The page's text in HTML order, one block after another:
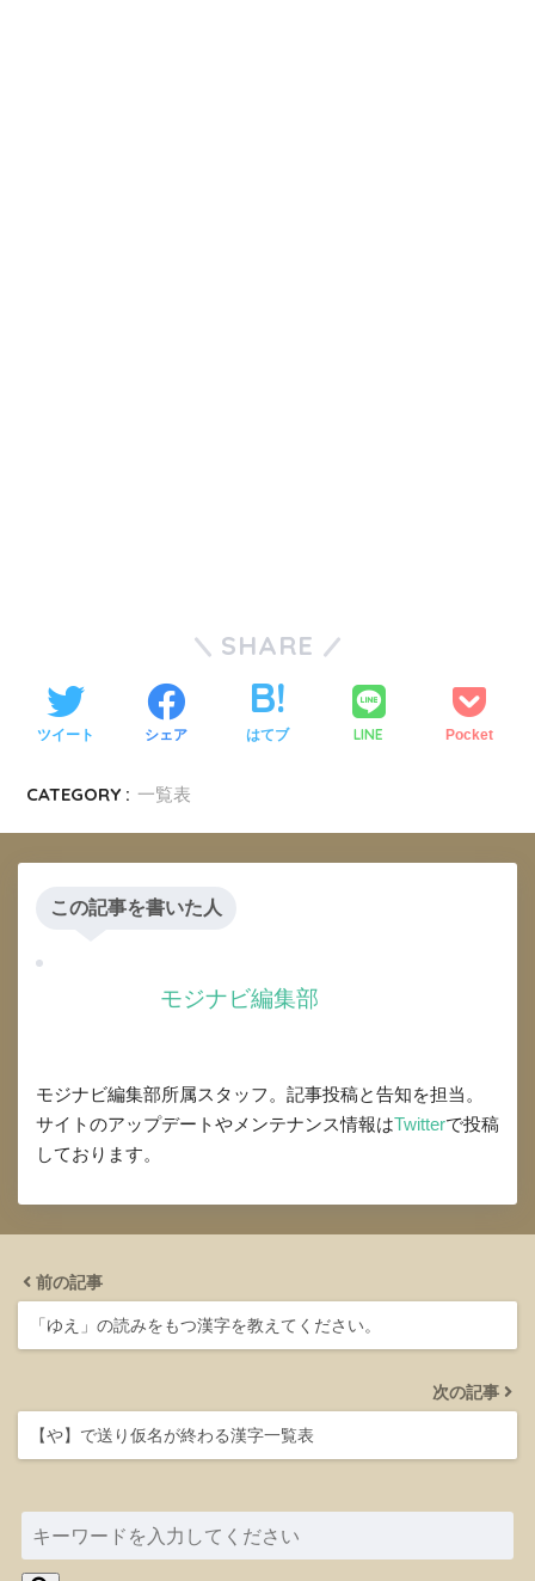
SHARE
ツイート シェア はてブ LINE Pocket
CATEGORY : 一覧表
この記事を書いた人
モジナビ編集部
モジナビ編集部所属スタッフ。記事投稿と告知を担当。
サイトのアップデートやメンテナンス情報はTwitterで投稿
しております。
前の記事
「ゆえ」の読みをもつ漢字を教えてください。
次の記事
【や】で送り仮名が終わる漢字一覧表